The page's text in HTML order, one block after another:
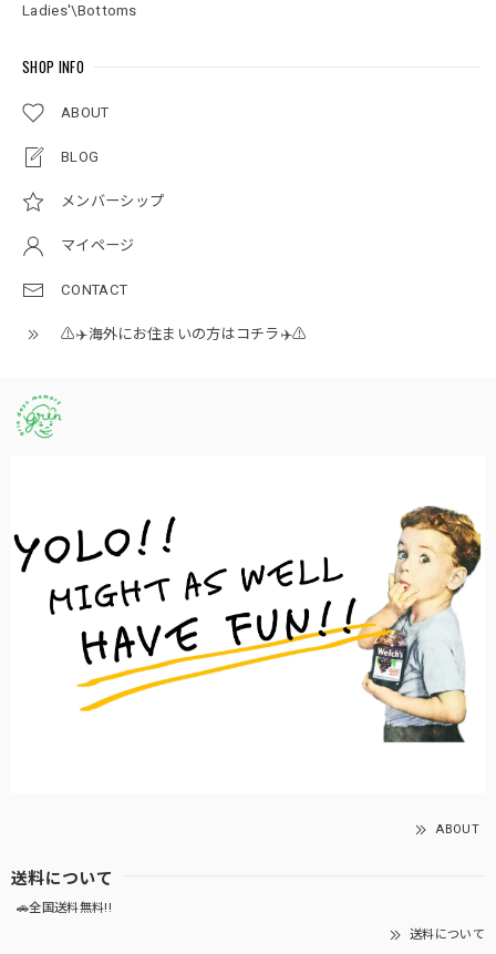
Ladies'\Bottoms
SHOP INFO
ABOUT
BLOG
メンバーシップ
マイページ
CONTACT
⚠️✈️海外にお住まいの方はコチラ✈️⚠️
ABOUT
送料について
🚗全国送料無料!!
送料について